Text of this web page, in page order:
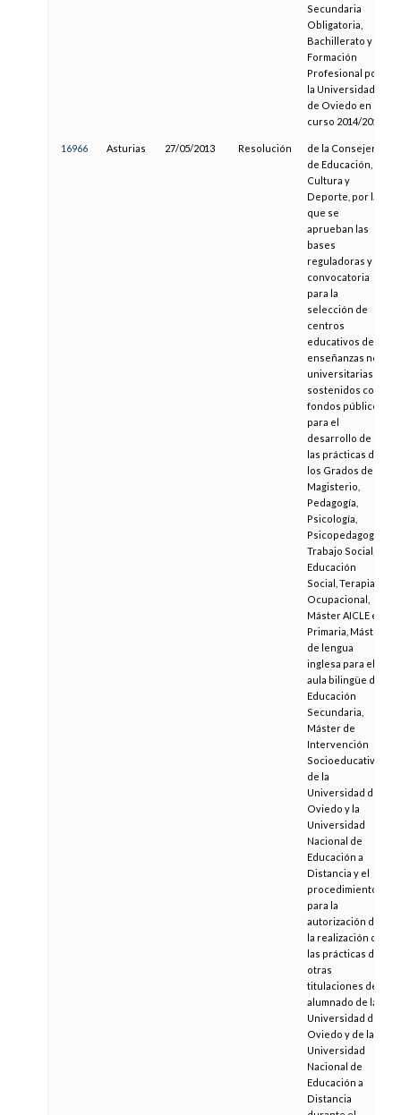
Secundaria
Obligatoria,
Bachillerato y
Formación
Profesional por
la Universidad
de Oviedo en el
curso 2014/2015
16966 Asturias 27/05/2013 Resolución
de la Consejería
de Educación,
Cultura y
Deporte, por la
que se
aprueban las
bases
reguladoras y la
convocatoria
para la
selección de
centros
educativos de
enseñanzas no
universitarias
sostenidos con
fondos públicos
para el
desarrollo de
las prácticas de
los Grados de
Magisterio,
Pedagogía,
Psicología,
Psicopedagogía,
Trabajo Social,
Educación
Social, Terapia
Ocupacional,
Máster AICLE en
Primaria, Máster
de lengua
inglesa para el
aula bilingüe de
Educación
Secundaria,
Máster de
Intervención
Socioeducativa
de la
Universidad de
Oviedo y la
Universidad
Nacional de
Educación a
Distancia y el
procedimiento
para la
autorización de
la realización de
las prácticas de
otras
titulaciones del
alumnado de la
Universidad de
Oviedo y de la
Universidad
Nacional de
Educación a
Distancia